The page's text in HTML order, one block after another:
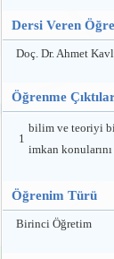
Dersi Veren
Doç. Dr. Ahmet
Öğrenme
1
bilim ve teoriyi
imkan
Öğrenim Türü
Birinci Öğretim